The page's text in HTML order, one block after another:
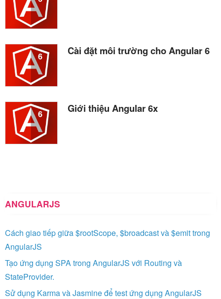
Cài đặt môi trường cho Angular 6
Giới thiệu Angular 6x
ANGULARJS
Cách giao tiếp giữa $rootScope, $broadcast và $emit trong
AngularJS
Tạo ứng dụng SPA trong AngularJS với Routing và
StateProvider.
Sử dụng Karma và Jasmine để test ứng dụng AngularJS